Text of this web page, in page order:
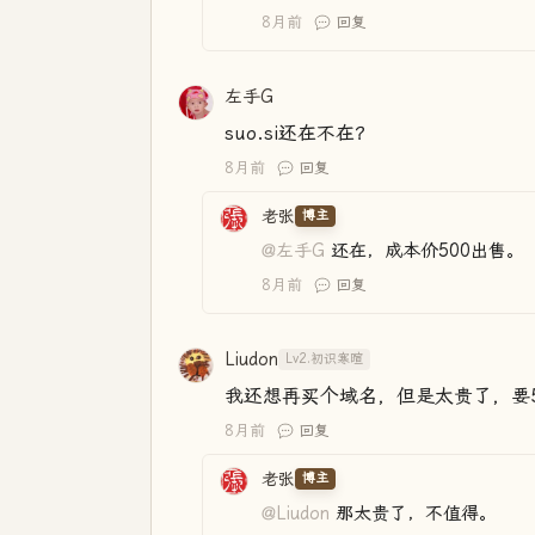
8月前 回复
左手G
suo.si还在不在？
8月前 回复
老张 博主
@左手G 还在，成本价500出售。
8月前 回复
Liudon Lv2.初识寒暄
我还想再买个域名，但是太贵了，
8月前 回复
老张 博主
@Liudon 那太贵了，不值得。